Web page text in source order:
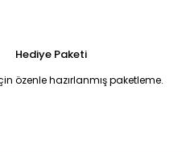
şık elbise L
Hediye Paketi
özenle hazırlanmış paketleme.